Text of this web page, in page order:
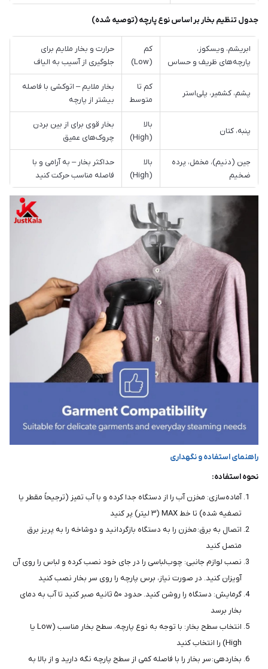
جدول تنظیم بخار بر اساس نوع پارچه (توصیه شده)
ابریشم، ویسکوز،
پارچه‌های ظریف و حساس
کم
(Low)
حرارت و بخار ملایم برای
جلوگیری از آسیب به الیاف
پشم، کشمیر، پلی‌استر
کم تا
متوسط
بخار ملایم – اتوکشی با فاصله
بیشتر از پارچه
پنبه، کتان
بالا
(High)
بخار قوی برای از بین بردن
چروک‌های عمیق
جین (دنیم)، مخمل، پرده
ضخیم
بالا
(High)
حداکثر بخار – به آرامی و با
فاصله مناسب حرکت کنید
راهنمای استفاده و نگهداری
نحوه استفاده:
آماده‌سازی: مخزن آب را از دستگاه جدا کرده و با آب تمیز (ترجیحاً مقطر یا
تصفیه شده) تا خط MAX (۳ لیتر) پر کنید
اتصال به برق: مخزن را به دستگاه بازگردانید و دوشاخه را به پریز برق
متصل کنید
نصب لوازم جانبی: چوب‌لباسی را در جای خود نصب کرده و لباس را روی آن
آویزان کنید. در صورت نیاز، برس پارچه را روی سر بخار نصب کنید
گرمایش: دستگاه را روشن کنید. حدود ۵۰ ثانیه صبر کنید تا آب به دمای
بخار برسد
انتخاب سطح بخار: با توجه به نوع پارچه، سطح بخار مناسب (Low یا
High) را انتخاب کنید
بخاردهی: سر بخار را با فاصله کمی از سطح پارچه نگه دارید و از بالا به